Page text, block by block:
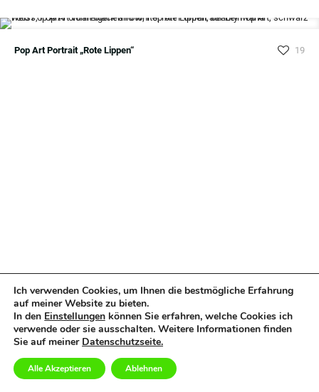
Pop Art Portrait „Rote Lippen“ 19
Ich verwenden Cookies, um Ihnen die bestmögliche Erfahrung
auf meiner Website zu bieten.
In den Einstellungen können Sie erfahren, welche Cookies ich
verwende oder sie ausschalten. Weitere Informationen finden
Sie auf meiner Datenschutzseite.
Alle Akzeptieren Ablehnen